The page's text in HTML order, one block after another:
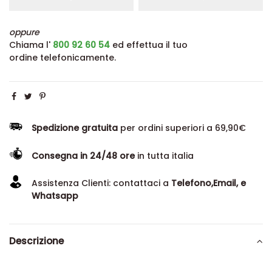
oppure
Chiama l' 800 92 60 54 ed effettua il tuo
ordine telefonicamente.
Spedizione gratuita per ordini superiori a 69,90€
Consegna in 24/48 orein tutta italia
Assistenza Clienti: contattaci a Telefono,Email, e
Whatsapp
Descrizione